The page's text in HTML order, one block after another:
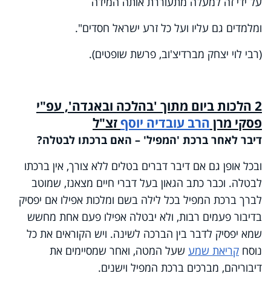
ומלמדים גם עליו ועל כל זרע ישראל חסדים".
(רבי לוי יצחק מברדיצ'וב, פרשת שופטים).
2 הלכות ביום מתוך 'בהלכה ובאגדה', עפ"י
פסקי מרן הרב עובדיה יוסףזצ"ל
דיבר לאחר ברכת 'המפיל' – האם ברכתו לבטלה?
ובכל אופן גם אם דיבר דברים בטלים ללא צורך, אין ברכתו
לבטלה. וכבר כתב הגאון בעל דברי חיים מצאנז, שמוטב
לברך ברכת המפיל בכל לילה בשם ומלכות אפילו אם יפסיק
בדיבור פעמים רבות, ולא יבטלה אפילו פעם אחת מחשש
שמא יפסיק לדבר בין הברכה לשינה. ויש הקוראים את כל
נוסח קריאת שמע שעל המטה, ואחר שמסיימים את
דיבוריהם, מברכים ברכת המפיל וישנים.